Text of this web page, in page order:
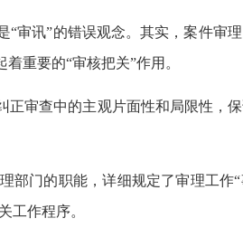
审讯”的错误观念。其实，案件审
重要的“审核把关”作用。
审查中的主观片面性和局限性，
门的职能，详细规定了审理工作
工作程序。